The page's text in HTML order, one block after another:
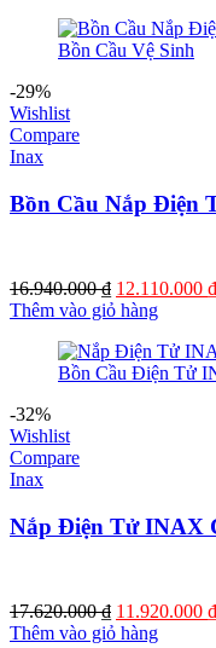
42.570.000
-29%
Wishlist
Compare
Inax
Bồn Cầu Nắp Điện
16.940.000₫ Giá
gốc
16.940.000
12.110.000 ₫
Thêm vào giỏ hàng
-32%
Wishlist
Compare
Inax
Nắp Điện Tử INAX
17.620.000₫ Giá
gốc
11.920.000 ₫
Thêm vào giỏ hàng